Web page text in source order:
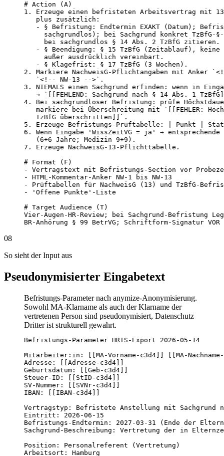
# Action (A)
1. Erzeuge einen befristeten Arbeitsvertrag mit 13
   plus zusätzlich:
- § Befristung: Endtermin EXAKT (Datum);
sachgrundlos); bei Sachgrund konkret TzBfG-
     bei sachgrundlos § 14 Abs. 2 TzBfG zitieren.
- § Beendigung: § 15 TzBfG (Zeitablauf), keine
     außer ausdrücklich vereinbart.
   - § Klagefrist: § 17 TzBfG (3 Wochen).
2. Markiere NachweisG-Pflichtangaben mit Anker
   `<!-- NW-13 -->`.
3. NIEMALS einen Sachgrund erfinden: wenn in
→ `[[FEHLEND: Sachgrund nach § 14 Abs. 1
4. Bei sachgrundloser Befristung: prüfe
markiere bei Überschreitung mit `[[FEHLER:
   TzBfG überschritten]]`.
5. Erzeuge Befristungs-Prüftabelle: | Punkt |
6. Wenn Eingabe 'WissZeitVG = ja' → entsprechende
   (6+6 Jahre; Medizin 9+9).
7. Erzeuge NachweisG-13-Pflichttabelle.
# Format (F)
- Vertragstext mit Befristungs-Section vor
- HTML-Kommentar-Anker NW-1 bis NW-13
- Prüftabellen für NachweisG (13) und TzBfG-
- 'Offene Punkte'-Liste
# Target Audience (T)
Vier-Augen-HR-Review; bei Sachgrund-Befristung
BR-Anhörung § 99 BetrVG; Schriftform-Signatur
08
So sieht der Input aus
Pseudonymisierter Eingabetext
Befristungs-Parameter nach anymize-Anonymisierung.
Sowohl MA-Klarname als auch der Klarname der
vertretenen Person sind pseudonymisiert, Datenschutz
Dritter ist strukturell gewahrt.
Befristungs-Parameter HRIS-Export 2026-05-14
Mitarbeiter:in: [[MA-Vorname-c3d4]] [[MA-
Adresse: [[Adresse-c3d4]]
Geburtsdatum: [[Geb-c3d4]]
Steuer-ID: [[StID-c3d4]]
SV-Nummer: [[SVNr-c3d4]]
IBAN: [[IBAN-c3d4]]
Vertragstyp: Befristete Anstellung mit Sachgrund
Eintritt: 2026-06-15
Befristungs-Endtermin: 2027-03-31 (Ende der
Sachgrund-Beschreibung: Vertretung der in
Position: Personalreferent (Vertretung)
Arbeitsort: Hamburg